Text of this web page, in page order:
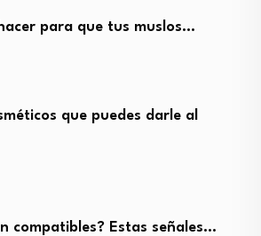
para que tus muslos…
que puedes darle al
compatibles? Estas señales…